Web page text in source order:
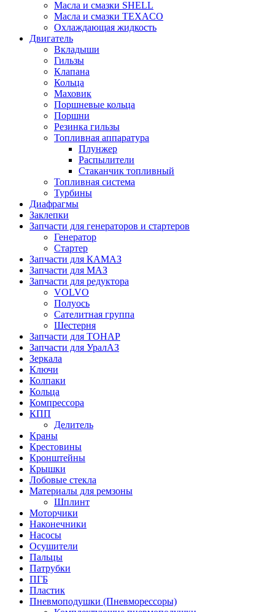
Масла и смазки SHELL
Масла и смазки TEXACO
Охлаждающая жидкость
Двигатель
Вкладыши
Гильзы
Клапана
Кольца
Маховик
Поршневые кольца
Поршни
Резинка гильзы
Топливная аппаратура
Плунжер
Распылители
Стаканчик топливный
Топливная система
Турбины
Диафрагмы
Заклепки
Запчасти для генераторов и стартеров
Генератор
Стартер
Запчасти для КАМАЗ
Запчасти для МАЗ
Запчасти для редуктора
VOLVO
Полуось
Сателитная группа
Шестерня
Запчасти для ТОНАР
Запчасти для УралАЗ
Зеркала
Ключи
Колпаки
Кольца
Компрессора
КПП
Делитель
Краны
Крестовины
Кронштейны
Крышки
Лобовые стекла
Материалы для ремзоны
Шплинт
Моторчики
Наконечники
Насосы
Осушители
Пальцы
Патрубки
ПГБ
Пластик
Пневмоподушки (Пневморессоры)